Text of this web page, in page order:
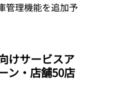
管理機能を追加予
けサービスア
ン・店舗50店